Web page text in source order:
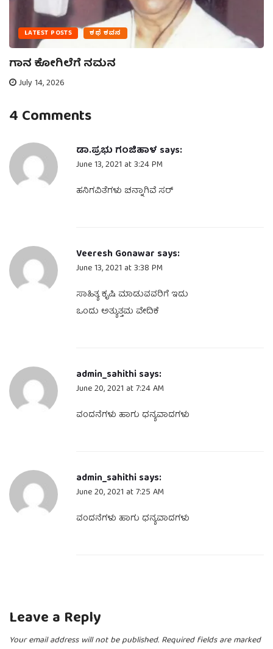
LATEST POSTS ಕಥೆ ಕವನ
ಗಾನ ಕೋಗಿಲೆಗೆ ನಮನ
July 14, 2026
4 Comments
ಡಾ.ಪ್ರಭು ಗಂಜಿಹಾಳ says:
June 13, 2021 at 3:24 PM
ಹನಿಗವಿತೆಗಳು ಚನ್ನಾಗಿವೆ ಸರ್
Veeresh Gonawar says:
June 13, 2021 at 3:38 PM
ಸಾಹಿತ್ಯ ಕೃಷಿ ಮಾಡುವವರಿಗೆ ಇದು
ಒಂದು ಅತ್ಯುತ್ತಮ ವೇದಿಕೆ
admin_sahithisays:
June 20, 2021 at 7:24 AM
ವಂದನೆಗಳು ಹಾಗು ಧನ್ಯವಾದಗಳು
admin_sahithisays:
June 20, 2021 at 7:25 AM
ವಂದನೆಗಳು ಹಾಗು ಧನ್ಯವಾದಗಳು
Leave a Reply
Your email address will not be published. Required fields are marked